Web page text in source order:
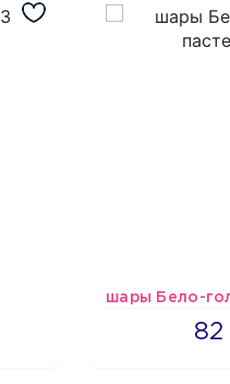
82